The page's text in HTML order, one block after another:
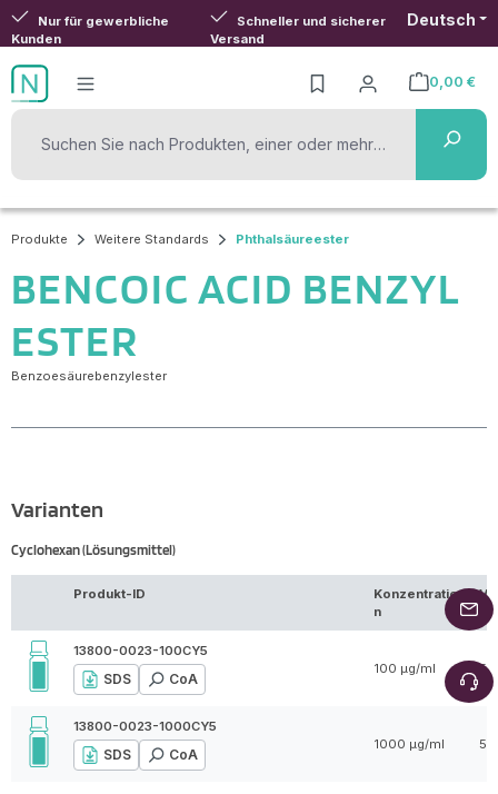
Zum Hauptinhalt springen
Nur für gewerbliche
Kunden
Schneller und sicherer
Versand
Deutsch
0,00 €
Warenkorb
Produkte Weitere Standards Phthalsäureester
BENCOIC ACID BENZYL
ESTER
Benzoesäurebenzylester
Varianten
Cyclohexan (Lösungsmittel)
Produkt-ID
Konzentratio
n
13800-0023-100CY5
SDS CoA
100 µg/ml 5
13800-0023-1000CY5
SDS CoA
1000 µg/ml 5